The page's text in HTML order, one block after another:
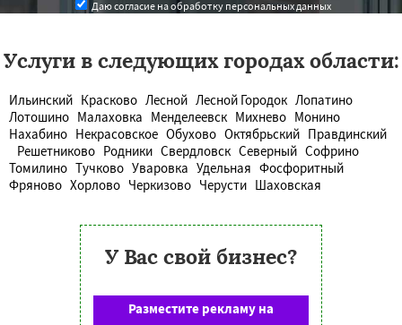
Даю согласие на обработку персональных данных
Услуги в следующих городах области:
Ильинский Красково Лесной Лесной Городок Лопатино
Лотошино Малаховка Менделеевск Михнево Монино
Нахабино Некрасовское Обухово Октябрьский Правдинский
Решетниково Родники Свердловск Северный Софрино
Томилино Тучково Уваровка Удельная Фосфоритный
Фряново Хорлово Черкизово Черусти Шаховская
У Вас свой бизнес?
Разместите рекламу на